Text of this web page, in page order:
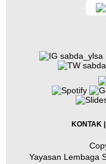
sabda_ylsa
KONTAK|
Yayasan Lembaga